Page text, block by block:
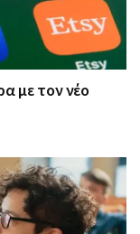
με τον νέο